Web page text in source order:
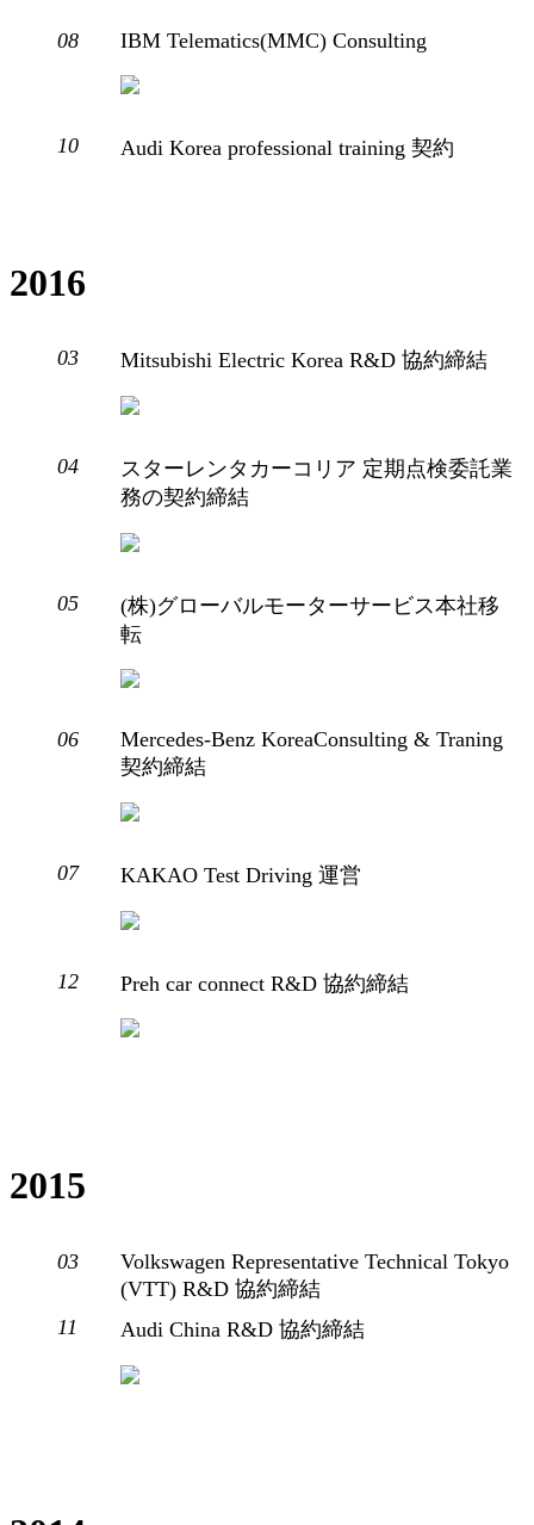
08 IBM Telematics(MMC) Consulting
10 Audi Korea professional training 契約
2016
03 Mitsubishi Electric Korea R&D 協約締結
04
スターレンタカーコリア 定期点検委託業
務の契約締結
05
(株)グローバルモーターサービス本社移
転
06
Mercedes-Benz KoreaConsulting & Traning
契約締結
07 KAKAO Test Driving 運営
12 Preh car connect R&D 協約締結
2015
03
Volkswagen Representative Technical Tokyo
(VTT) R&D 協約締結
11
Audi China R&D 協約締結